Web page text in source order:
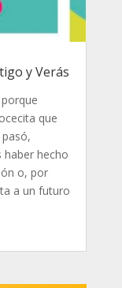
y Verás
que
hecho
o, por
a un futuro